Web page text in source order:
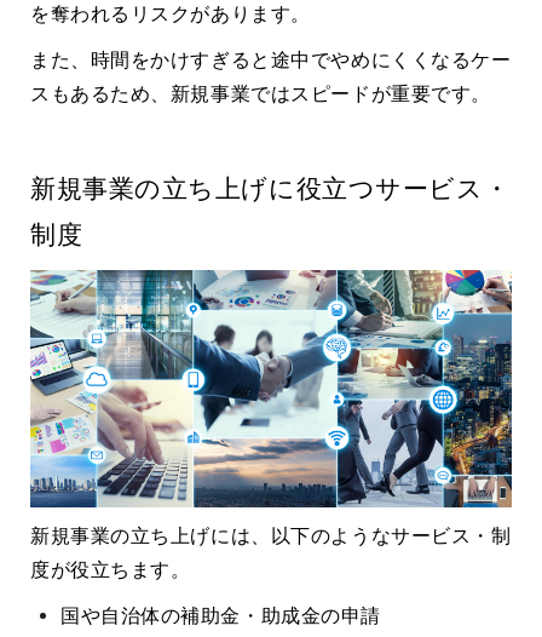
を奪われるリスクがあります。
また、時間をかけすぎると途中でやめにくくなるケー
スもあるため、新規事業ではスピードが重要です。
新規事業の立ち上げに役立つサービス・
制度
新規事業の立ち上げには、以下のようなサービス・制
度が役立ちます。
国や自治体の補助金・助成金の申請